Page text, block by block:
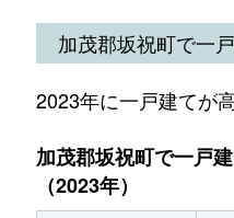
加茂郡坂祝町で一
2023年に一戸建てが
加茂郡坂祝町で一戸
（2023年）